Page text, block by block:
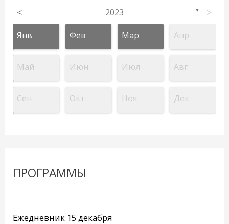
< 2023 ▼ >
Янв Фев Мар Апр
Май Июн Июл Авг
Сен Окт Ноя Дек
ПРОГРАММЫ
Ежедневник 15 декабря